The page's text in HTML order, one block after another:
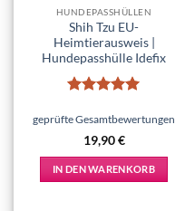
HUNDEPASSHÜLLEN
Shih Tzu EU-
Heimtierausweis |
Hundepasshülle Idefix
mit5von
geprüfte Gesamtbewertungen
19,90€
IN DEN WARENKORB